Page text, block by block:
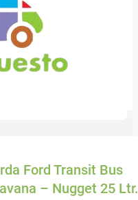
Ford Transit Bus
– Nugget 25 Ltr.